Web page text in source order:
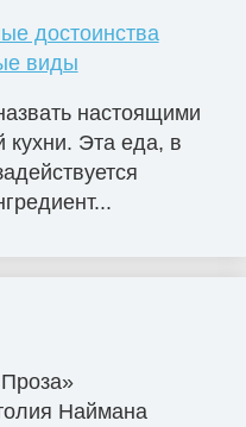
достоинства
виды
настоящими
кухни. Эта еда, в
Наймана